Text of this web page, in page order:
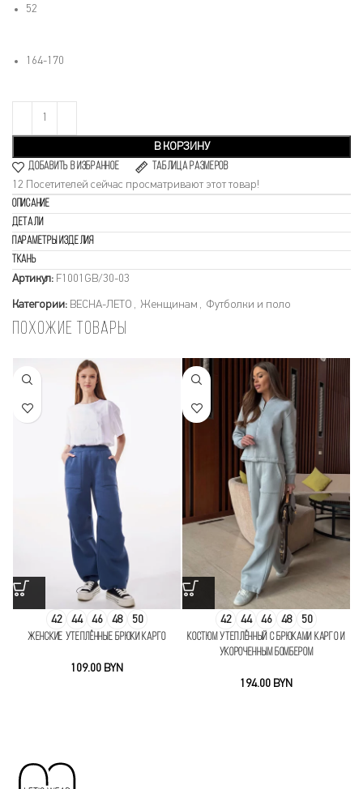
52
164-170
В КОРЗИНУ
Добавить в избранное Таблица размеров
12 Посетителей сейчас просматривают этот товар!
Описание
Детали
Параметры изделия
Ткань
Артикул: F1001GB/30-03
Категории: ВЕСНА-ЛЕТО Женщинам Футболки и поло
Похожие товары
42 44 46 48 50
Женские утеплённые брюки карго
BYN
42 44 46 48 50
Костюм утеплённый с брюками карго и
укороченным бомбером
BYN